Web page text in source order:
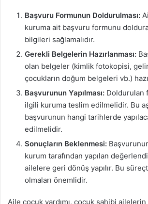
Başvuru Formunun Doldurulması:
kuruma ait başvuru formunu
bilgileri sağlamalıdır.
Gerekli Belgelerin Hazırlanması:
olan belgeler (kimlik fotokopisi,
çocukların doğum belgeleri vb.)
Başvurunun Yapılması: Doldurulan
ilgili kuruma teslim edilmelidir. Bu
başvurunun hangi tarihlerde
edilmelidir.
Sonuçların Beklenmesi:
kurum tarafından yapılan
ailelere geri dönüş yapılır. Bu
olmaları önemlidir.
Aile çocuk yardımı, çocuk sahibi ailelerin